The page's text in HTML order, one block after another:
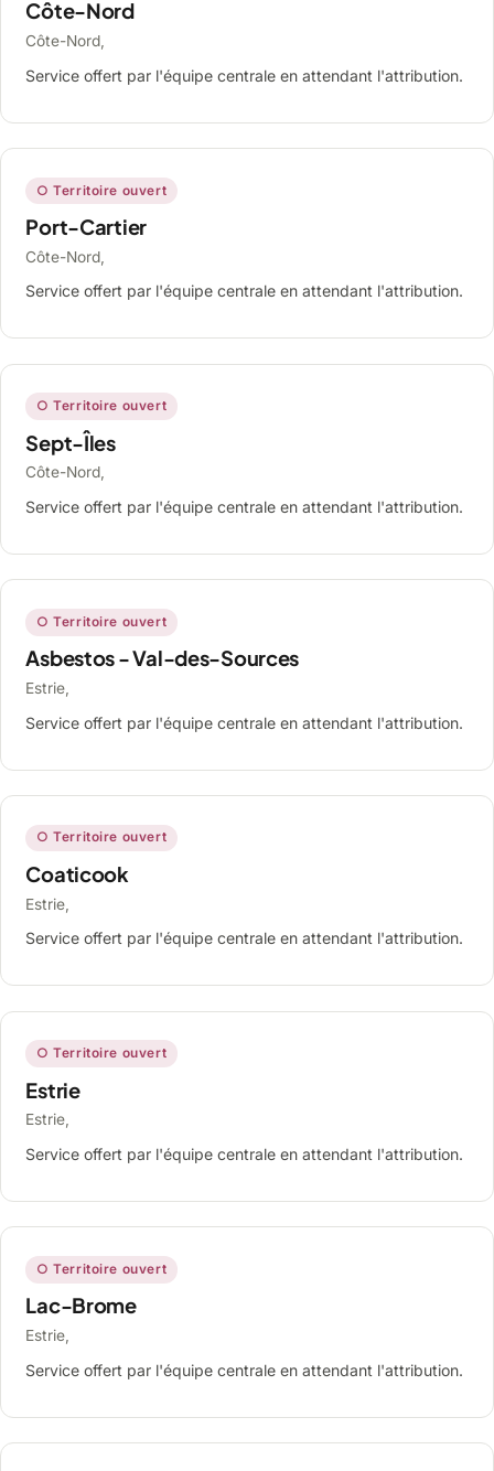
Côte-Nord
Côte-Nord,
Service offert par l'équipe centrale en attendant l'attribution.
○ Territoire ouvert
Port-Cartier
Côte-Nord,
Service offert par l'équipe centrale en attendant l'attribution.
○ Territoire ouvert
Sept-Îles
Côte-Nord,
Service offert par l'équipe centrale en attendant l'attribution.
○ Territoire ouvert
Asbestos - Val-des-Sources
Estrie,
Service offert par l'équipe centrale en attendant l'attribution.
○ Territoire ouvert
Coaticook
Estrie,
Service offert par l'équipe centrale en attendant l'attribution.
○ Territoire ouvert
Estrie
Estrie,
Service offert par l'équipe centrale en attendant l'attribution.
○ Territoire ouvert
Lac-Brome
Estrie,
Service offert par l'équipe centrale en attendant l'attribution.